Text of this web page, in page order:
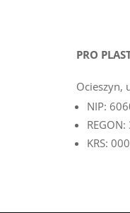
PRO
Ocieszyn,
NIP:
KRS: